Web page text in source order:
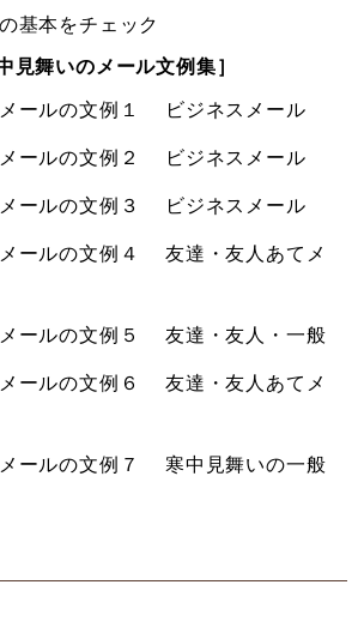
基本をチェック
見舞いのメール文例集］
ールの文例１ ビジネスメール
ールの文例２ ビジネスメール
ールの文例３ ビジネスメール
ールの文例４ 友達・友人あてメ
ールの文例５ 友達・友人・一般
ールの文例６ 友達・友人あてメ
ールの文例７ 寒中見舞いの一般